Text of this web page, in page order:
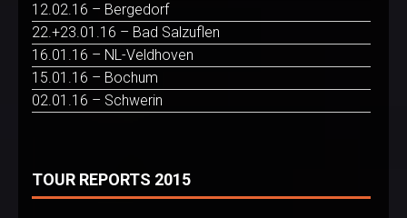
12.02.16 – Bergedorf
22.+23.01.16 – Bad Salzuflen
16.01.16 – NL-Veldhoven
15.01.16 – Bochum
02.01.16 – Schwerin
TOUR REPORTS 2015